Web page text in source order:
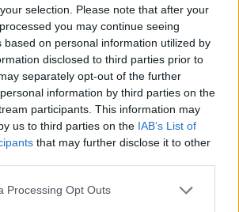
selection. Please note that after your
you may continue seeing
based on personal information utilized by
disclosed to third parties prior to
separately opt-out of the further
information by third parties on the
participants. This information may
us to third parties on the IAB’s List of
that may further disclose it to other
website/app uses one or more Google
Processing Opt Outs